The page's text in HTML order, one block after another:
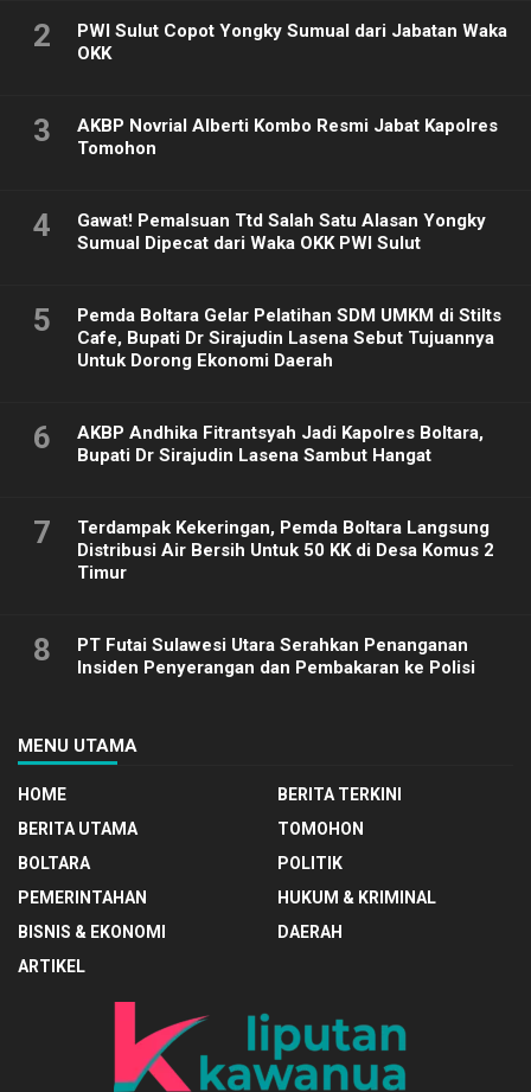
2
PWI Sulut Copot Yongky Sumual dari Jabatan Waka
OKK
3
AKBP Novrial Alberti Kombo Resmi Jabat Kapolres
Tomohon
4
Gawat! Pemalsuan Ttd Salah Satu Alasan Yongky
Sumual Dipecat dari Waka OKK PWI Sulut
5
Pemda Boltara Gelar Pelatihan SDM UMKM di Stilts
Cafe, Bupati Dr Sirajudin Lasena Sebut Tujuannya
Untuk Dorong Ekonomi Daerah
6
AKBP Andhika Fitrantsyah Jadi Kapolres Boltara,
Bupati Dr Sirajudin Lasena Sambut Hangat
7
Terdampak Kekeringan, Pemda Boltara Langsung
Distribusi Air Bersih Untuk 50 KK di Desa Komus 2
Timur
8
PT Futai Sulawesi Utara Serahkan Penanganan
Insiden Penyerangan dan Pembakaran ke Polisi
MENU UTAMA
HOME
BERITA TERKINI
BERITA UTAMA
TOMOHON
BOLTARA
POLITIK
PEMERINTAHAN
HUKUM & KRIMINAL
BISNIS & EKONOMI
DAERAH
ARTIKEL